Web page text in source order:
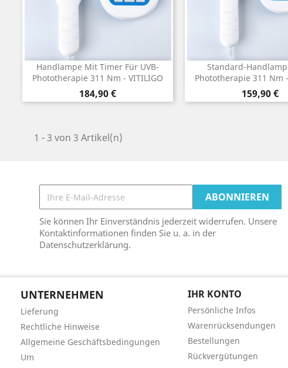
Handlampe Mit Timer Für UVB-
Phototherapie 311 Nm - VITILIGO
Preis
184,90 €
Vorschau
Standard-
Phototherapie 311 Nm
Preis
159,90 €

1 - 3 von 3 Artikel(n)
Sie können Ihr Einverständnis jederzeit widerrufen. Unsere
Kontaktinformationen finden Sie u. a. in der
Datenschutzerklärung.
UNTERNEHMEN
Lieferung
Rechtliche Hinweise
Allgemeine Geschäftsbedingungen
Um
IHR KONTO
Persönliche Infos
Warenrücksendungen
Bestellungen
Rückvergütungen